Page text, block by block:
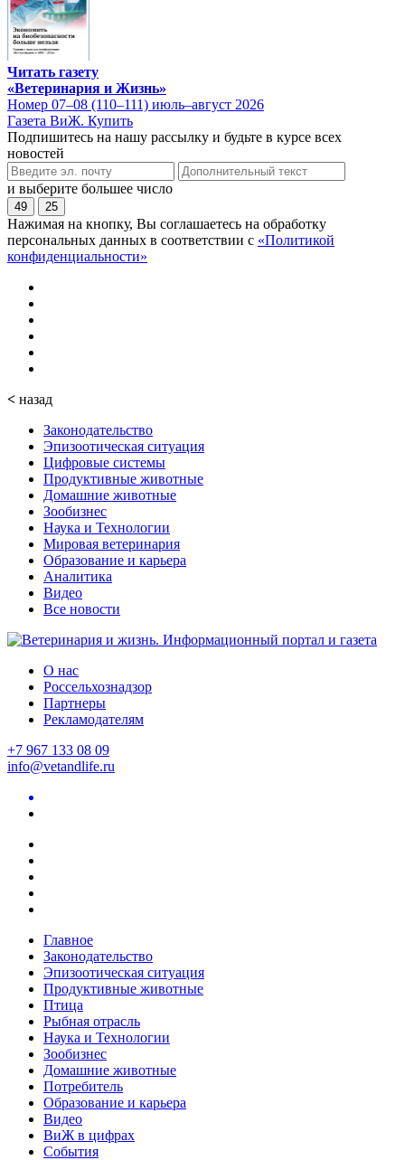
Читать газету
«Ветеринария и Жизнь»
Номер 07–08 (110–111) июль–август 2026
Газета ВиЖ. Купить
Подпишитесь на нашу рассылку и будьте в курсе всех
новостей
и выберите большее число
49 25
Нажимая на кнопку, Вы соглашаетесь на обработку
персональных данных в соответствии с «Политикой
конфиденциальности»
< назад
Законодательство
Эпизоотическая ситуация
Цифровые системы
Продуктивные животные
Домашние животные
Зообизнес
Наука и Технологии
Мировая ветеринария
Образование и карьера
Аналитика
Видео
Все новости
О нас
Россельхознадзор
Партнеры
Рекламодателям
+7 967 133 08 09
info@vetandlife.ru
Главное
Законодательство
Эпизоотическая ситуация
Продуктивные животные
Птица
Рыбная отрасль
Наука и Технологии
Зообизнес
Домашние животные
Потребитель
Образование и карьера
Видео
ВиЖ в цифрах
События